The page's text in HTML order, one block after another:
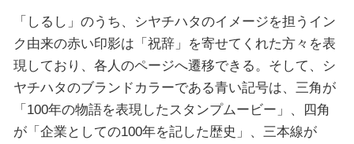
「しるし」のうち、シヤチハタのイメージを担うイン
ク由来の赤い印影は「祝辞」を寄せてくれた方々を表
現しており、各人のページへ遷移できる。そして、シ
ヤチハタのブランドカラーである青い記号は、三角が
「100年の物語を表現したスタンプムービー」、四角
が「企業としての100年を記した歴史」、三本線が